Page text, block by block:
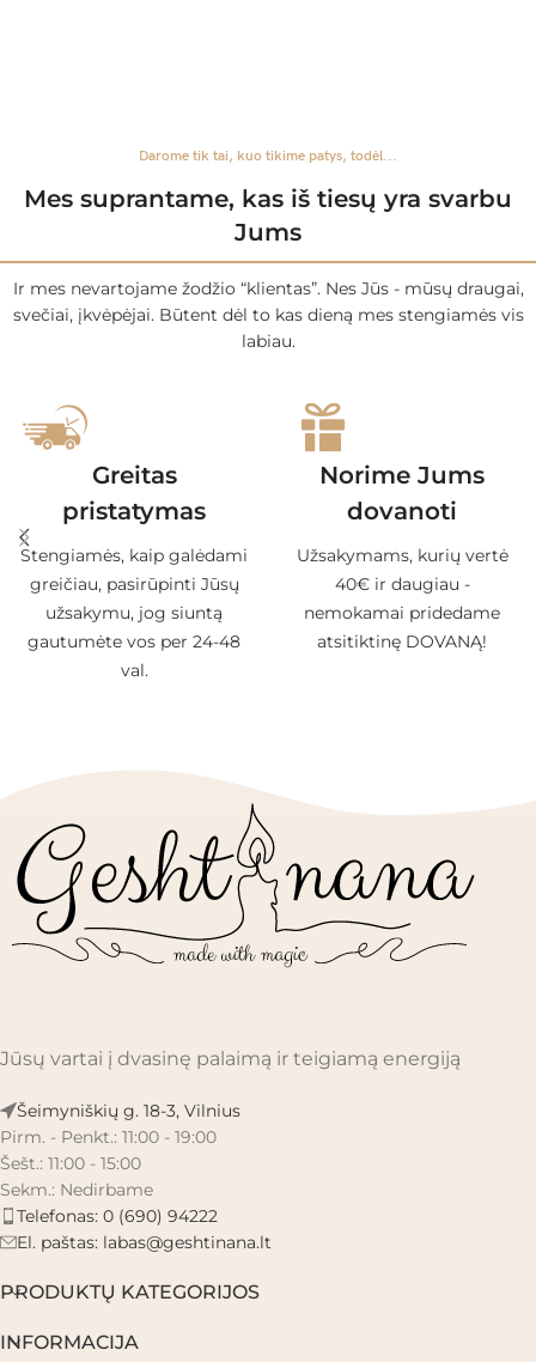
Darome tik tai, kuo tikime patys, todėl...
Mes suprantame, kas iš tiesų yra svarbu
Jums
Ir mes nevartojame žodžio “klientas”. Nes Jūs - mūsų draugai,
svečiai, įkvėpėjai. Būtent dėl to kas dieną mes stengiamės vis
labiau.
Greitas
pristatymas
Stengiamės, kaip galėdami
greičiau, pasirūpinti Jūsų
užsakymu, jog siuntą
gautumėte vos per 24-48
val.
Norime Jums
dovanoti
Užsakymams, kurių vertė
40€ ir daugiau -
nemokamai pridedame
atsitiktinę DOVANĄ!
Jūsų vartai į dvasinę palaimą ir teigiamą energiją
Šeimyniškių g. 18-3, Vilnius
Pirm. - Penkt.: 11:00 - 19:00
Šešt.: 11:00 - 15:00
Sekm.: Nedirbame
Telefonas: 0 (690) 94222
El. paštas: labas@geshtinana.lt
PRODUKTŲ KATEGORIJOS
INFORMACIJA